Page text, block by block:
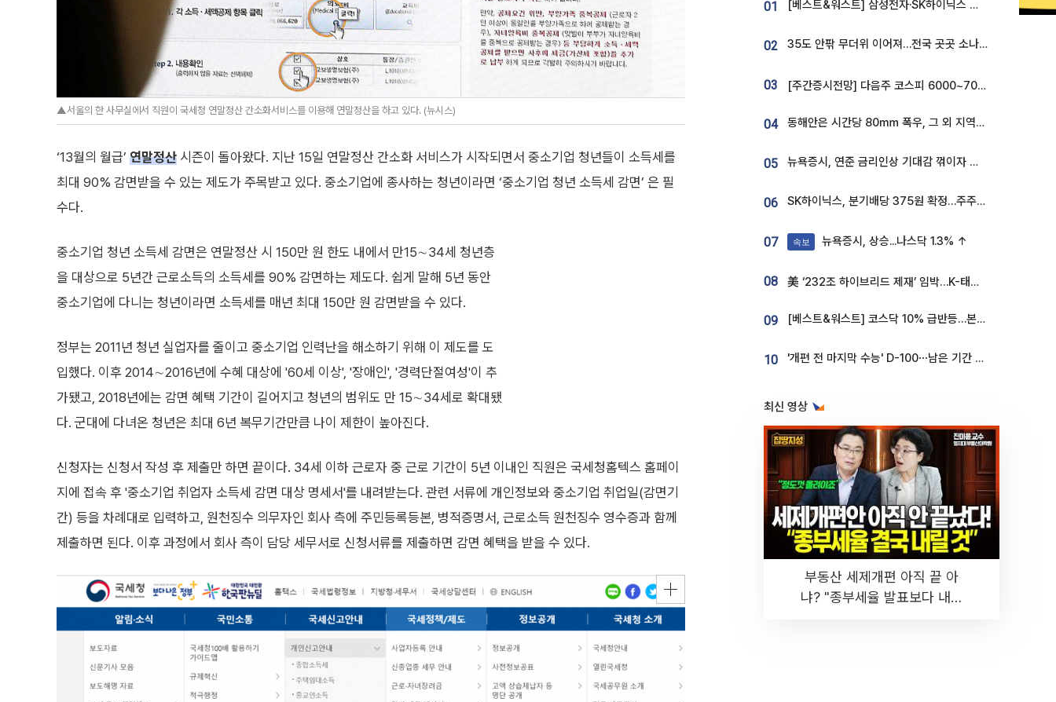
▲서울의 한 사무실에서 직원이 국세청 연말정산 간소화서비스를 이용해 연말정산을 하고 있다. (뉴시스)
‘13월의 월급’ 연말정산 시즌이 돌아왔다. 지난 15일 연말정산 간소화 서비스가 시작되면서 중소기업 청년들이 소득세를
최대 90% 감면받을 수 있는 제도가 주목받고 있다. 중소기업에 종사하는 청년이라면 ‘중소기업 청년 소득세 감면’ 은 필
수다.
중소기업 청년 소득세 감면은 연말정산 시 150만 원 한도 내에서 만15∼34세 청년층
을 대상으로 5년간 근로소득의 소득세를 90% 감면하는 제도다. 쉽게 말해 5년 동안
중소기업에 다니는 청년이라면 소득세를 매년 최대 150만 원 감면받을 수 있다.
정부는 2011년 청년 실업자를 줄이고 중소기업 인력난을 해소하기 위해 이 제도를 도
입했다. 이후 2014∼2016년에 수혜 대상에 '60세 이상', '장애인', '경력단절여성'이 추
가됐고, 2018년에는 감면 혜택 기간이 길어지고 청년의 범위도 만 15∼34세로 확대됐
다. 군대에 다녀온 청년은 최대 6년 복무기간만큼 나이 제한이 높아진다.
신청자는 신청서 작성 후 제출만 하면 끝이다. 34세 이하 근로자 중 근로 기간이 5년 이내인 직원은 국세청홈텍스 홈페이
지에 접속 후 '중소기업 취업자 소득세 감면 대상 명세서'를 내려받는다. 관련 서류에 개인정보와 중소기업 취업일(감면기
간) 등을 차례대로 입력하고, 원천징수 의무자인 회사 측에 주민등록등본, 병적증명서, 근로소득 원천징수 영수증과 함께
제출하면 된다. 이후 과정에서 회사 측이 담당 세무서로 신청서류를 제출하면 감면 혜택을 받을 수 있다.
01 [베스트&워스트] 삼성전자·SK하이닉스 밀린 한 주…상상인증권은 85% 급등
02 35도 안팎 무더위 이어져…전국 곳곳 소나기 [오늘 날씨]
03 [주간증시전망] 다음주 코스피 6000~7000⋯“外人 수급은 정책이 변수”
04 동해안은 시간당 80㎜ 폭우, 그 외 지역은 폭염…‘극과 극 날씨’
05 뉴욕증시, 연준 금리인상 기대감 꺾이자 상승...S&P500 사상 최고치 [종합]
06 SK하이닉스, 분기배당 375원 확정…주주환원책 9월로 앞당겨 발표
07 속보 뉴욕증시, 상승...나스닥 1.3% ↑
08 美 ‘232조 하이브리드 제재’ 임박…K-태양광, 불확실성 털고 날개 다나
09 [베스트&워스트] 코스닥 10% 급반등…본느, 최대주주 변경 기대에 270% 폭등
10 '개편 전 마지막 수능' D-100⋯남은 기간 성적 올릴 전략은
최신 영상
부동산 세제개편 아직 끝 아
냐? "종부세율 발표보다 내릴